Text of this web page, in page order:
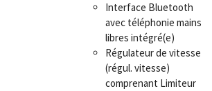
Interface Bluetooth
avec téléphonie mains
libres intégré(e)
Régulateur de vitesse
(régul. vitesse)
comprenant Limiteur